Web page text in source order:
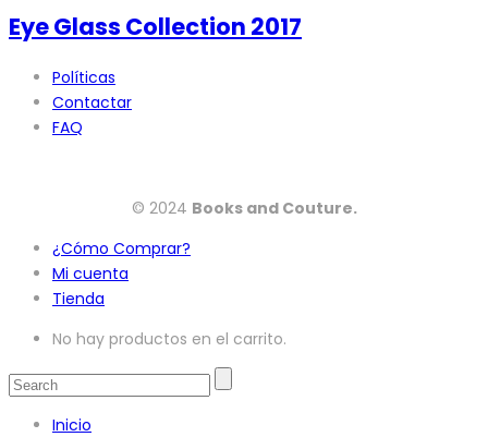
Eye Glass Collection 2017
Políticas
Contactar
FAQ
© 2024 Books and Couture.
¿Cómo Comprar?
Mi cuenta
Tienda
No hay productos en el carrito.
Inicio